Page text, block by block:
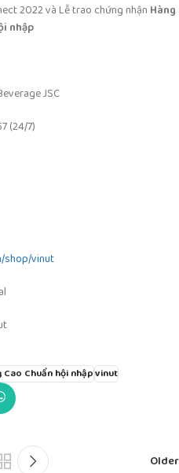
2022 và Lễ trao chứng nhận Hàng
nhập
JSC
(24/7)
shop/vinut
Chuẩn hội nhậpvinut
Older